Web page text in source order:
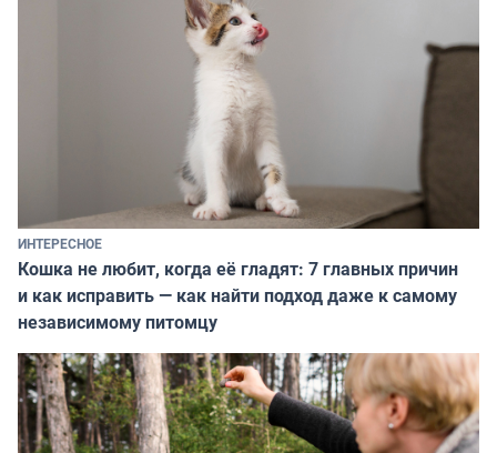
ИНТЕРЕСНОЕ
Кошка не любит, когда её гладят: 7 главных причин
и как исправить — как найти подход даже к самому
независимому питомцу